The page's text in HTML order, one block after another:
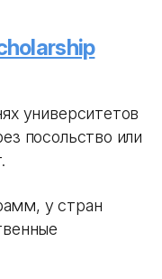
университетов
посольство или
у стран